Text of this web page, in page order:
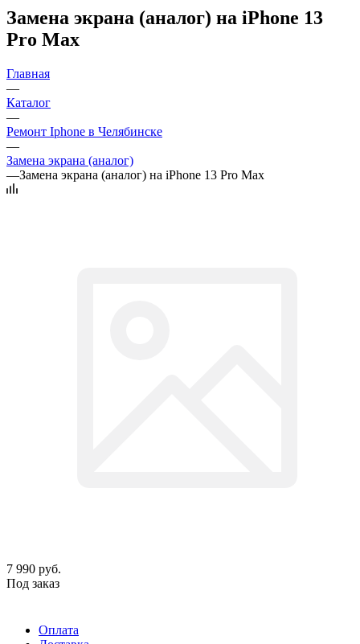
Замена экрана (аналог) на iPhone 13
Pro Max
Главная
—
Каталог
—
Ремонт Iphone в Челябинске
—
Замена экрана (аналог)
—Замена экрана (аналог) на iPhone 13 Pro Max
7 990 руб.
Под заказ
Оплата